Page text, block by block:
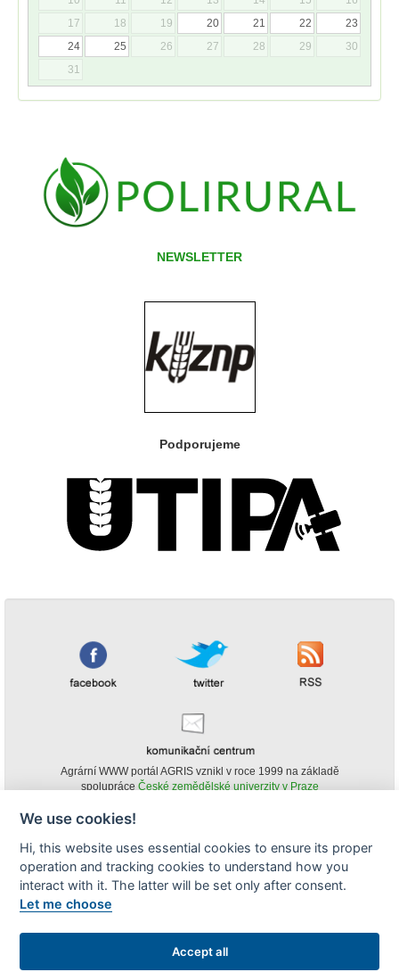
17
18 19 20 21 22
23
24
25 26 27 28 29
30
31
NEWSLETTER
Podporujeme
Agrární WWW portál AGRIS vznikl v roce 1999 na základě
spolupráce České zemědělské univerzity v Praze
obsahu agrárního WWW portálu AGRIS je možné
(pokud není uvedeno jinak) pouze za podmínky uvedení zdroje v podobě
www.agris.cz a data publikace v AGRISu.
We use cookies!
Hi, this website uses essential cookies to ensure its proper
operation and tracking cookies to understand how you
interact with it. The latter will be set only after consent.
Let me choose
Accept all